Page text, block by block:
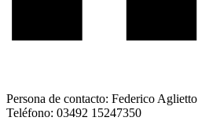
Persona de contacto: Federico Aglietto
Teléfono: 03492 15247350